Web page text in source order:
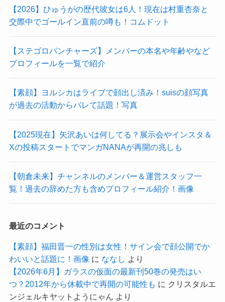
【2026】ひゅうがの歴代彼女は6人！現在は村重杏奈と
交際中でゴールイン直前の噂も！コムドット
【ステゴロパンチャーズ】メンバーの本名や年齢やなど
プロフィールを一覧で紹介
【素顔】ヨルシカはライブで顔出し済み！suisの顔写真
が過去の活動からバレて話題！写真
【2025現在】矢沢あいは何してる？展示会やインスタ＆
Xの投稿スタートでマンガNANAが再開の兆しも
【朝倉未来】チャンネルのメンバー＆運営スタッフ一
覧！過去の辞めた方も含めプロフィール紹介！画像
最近のコメント
【素顔】福田晋一の性別は女性！サイン会で顔公開でか
わいいと話題に！画像 に ななし より
【2026年6月】ガラスの仮面の最新刊50巻の発売はい
つ？2012年から休載中で再開の可能性も に クリスタルエ
ンジェルキヤットようにゃん より